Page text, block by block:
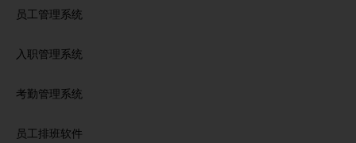
员工管理系统
入职管理系统
考勤管理系统
员工排班软件